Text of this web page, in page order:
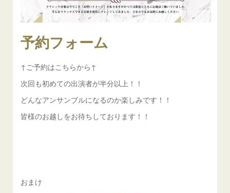
予約フォーム
↑ご予約はこちらから↑
次回も初めての出演者が半分以上！！
どんなアンサンブルになるのか楽しみです！！
皆様のお越しをお待ちしております！！
おまけ